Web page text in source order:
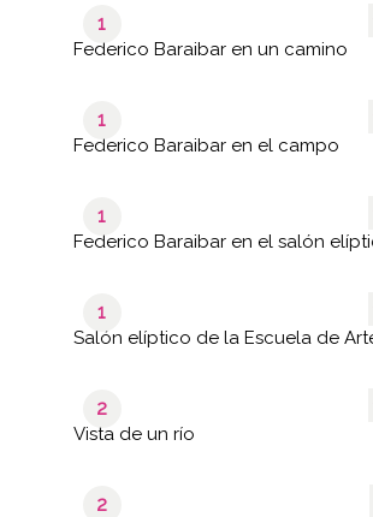
1
Federico Baraibar en un camino
1
Federico Baraibar en el campo
1
Federico Baraibar en el salón
1
Salón elíptico de la Escuela de
2
Vista de un río
2